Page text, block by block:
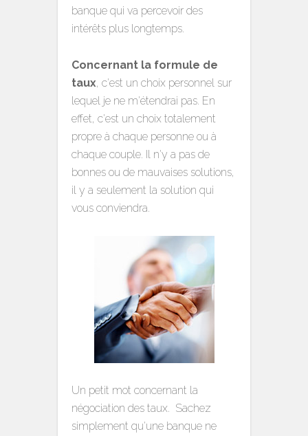
banque qui va percevoir des
intérêts plus longtemps.
Concernant la formule de
taux, c'est un choix personnel sur
lequel je ne m'étendrai pas. En
effet, c'est un choix totalement
propre à chaque personne ou à
chaque couple. Il n'y a pas de
bonnes ou de mauvaises solutions,
il y a seulement la solution qui
vous conviendra.
Un petit mot concernant la
négociation des taux. Sachez
simplement qu'une banque ne